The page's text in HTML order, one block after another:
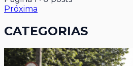
Próxima
CATEGORIAS